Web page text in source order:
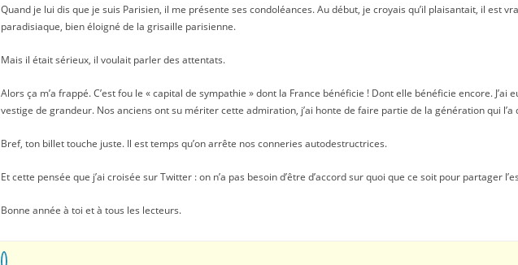
Quand je lui dis que je suis Parisien, il me présente ses condoléances. Au début, je croyais qu’il plaisantait, il est
paradisiaque, bien éloigné de la grisaille parisienne.
Mais il était sérieux, il voulait parler des attentats.
Alors ça m’a frappé. C’est fou le « capital de sympathie » dont la France bénéficie ! Dont elle bénéficie encore. J’ai
vestige de grandeur. Nos anciens ont su mériter cette admiration, j’ai honte de faire partie de la génération qui l’a
Bref, ton billet touche juste. Il est temps qu’on arrête nos conneries autodestructrices.
Et cette pensée que j’ai croisée sur Twitter : on n’a pas besoin d’être d’accord sur quoi que ce soit pour partager
Bonne année à toi et à tous les lecteurs.